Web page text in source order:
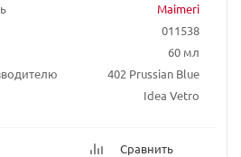
Maimeri
011538
60 мл
402 Prussian Blue
Idea Vetro
Сравнить